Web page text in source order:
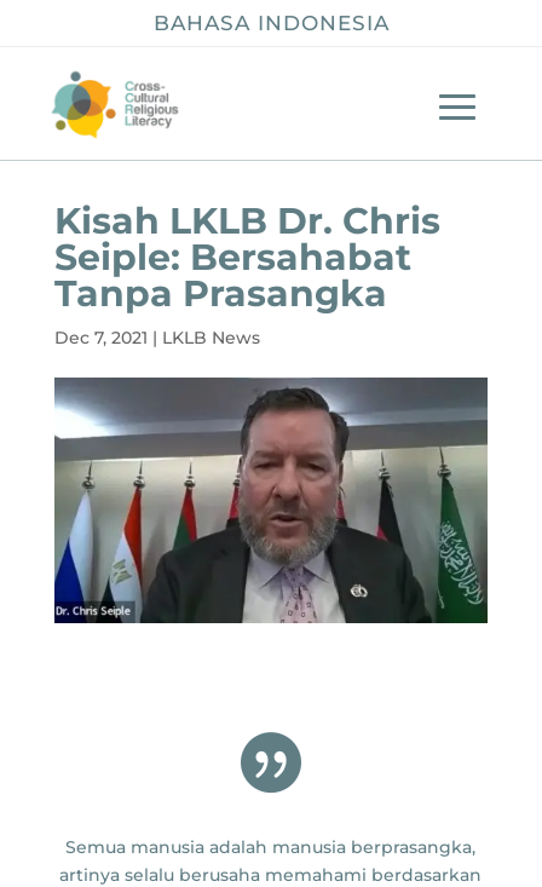
BAHASA INDONESIA
Kisah LKLB Dr. Chris
Seiple: Bersahabat
Tanpa Prasangka
Dec 7, 2021 | LKLB News

Semua manusia adalah manusia berprasangka,
artinya selalu berusaha memahami berdasarkan